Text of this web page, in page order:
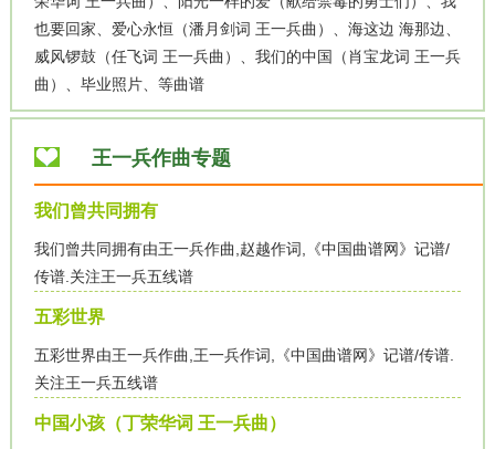
也要回家、爱心永恒（潘月剑词 王一兵曲）、海这边 海那边、
威风锣鼓（任飞词 王一兵曲）、我们的中国（肖宝龙词 王一兵
曲）、毕业照片、等曲谱
王一兵作曲专题
我们曾共同拥有
我们曾共同拥有由王一兵作曲,赵越作词,《中国曲谱网》记谱/
传谱.关注王一兵五线谱
五彩世界
五彩世界由王一兵作曲,王一兵作词,《中国曲谱网》记谱/传谱.
关注王一兵五线谱
中国小孩（丁荣华词 王一兵曲）